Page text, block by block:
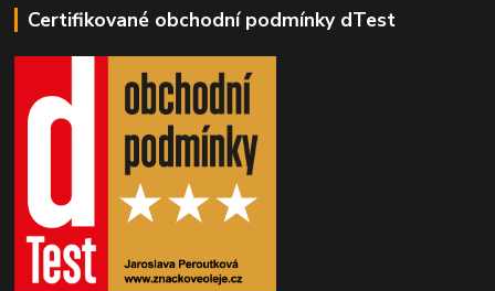
Certifikované obchodní podmínky dTest